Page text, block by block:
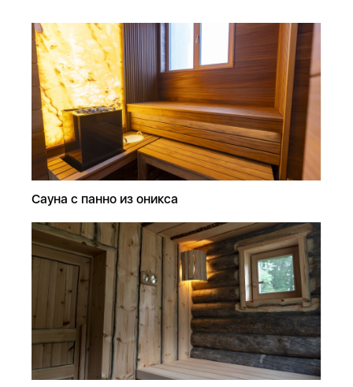
Сауна с панно из оникса